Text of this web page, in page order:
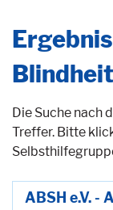
Blindheit
Die Suche nach
Treffer. Bitte
ABSH e.V. -